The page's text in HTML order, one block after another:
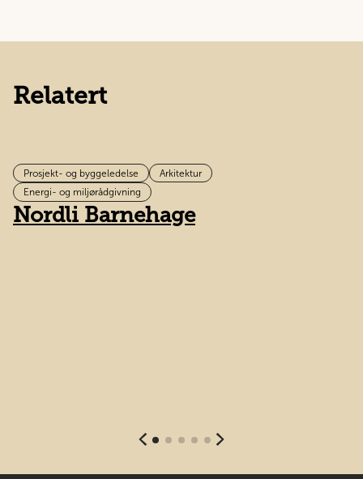
Relatert
Prosjekt- og byggeledelse
Arkitektur
Energi- og miljørådgivning
Nordli Barnehage